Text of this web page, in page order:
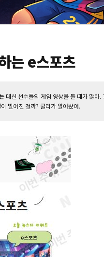
는 e스포츠
대신 선수들의 게임 영상을 볼 때가 많아.
벌어진 걸까? 쿨리가 알아봤어.